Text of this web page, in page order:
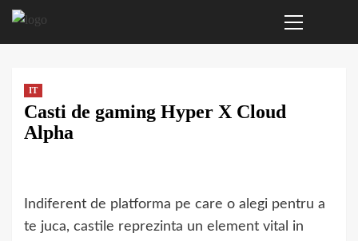
Sari
Menu
IT
Casti de gaming Hyper X Cloud
Alpha
Indiferent de platforma pe care o alegi pentru a
te juca, castile reprezinta un element vital in